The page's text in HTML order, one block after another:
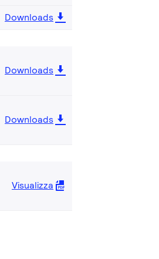
Downloads
Downloads
Downloads
Visualizza